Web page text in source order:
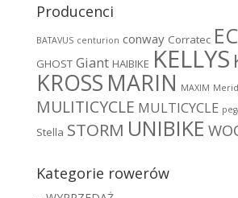
Producenci
BATAVUS centurion conway Corratec
GHOST Giant HAIBIKE KELLYS
KROSS MARIN MAXIM
MULITICYCLE MULTICYCLE
Stella STORM UNIBIKE
Kategorie rowerów